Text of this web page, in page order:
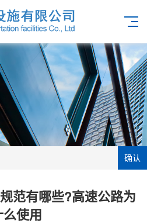
确认
范有哪些?高速公路为
使用